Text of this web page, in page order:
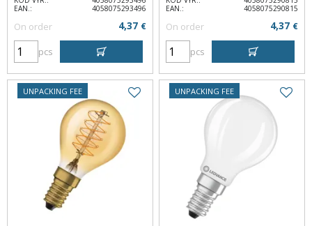
EAN.:
4058075293496
On order 4,37 €
pcs
EAN.:
4058075290815
On order 4,37 €
pcs
UNPACKING FEE UNPACKING FEE